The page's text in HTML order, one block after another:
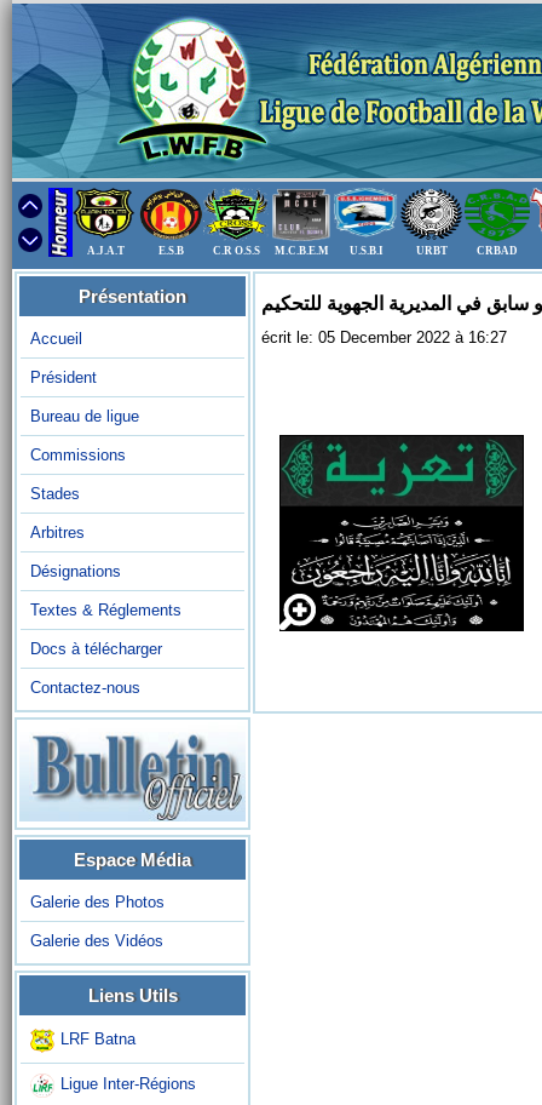
A.J.A.T E.S.B C.R O.S.S M.C.B.E.M U.S.B.I URBT CRBAD
Présentation
Accueil
Président
Bureau de ligue
Commissions
Stades
Arbitres
Désignations
Textes & Réglements
Docs à télécharger
Contactez-nous
Espace Média
Galerie des Photos
Galerie des Vidéos
Liens Utils
LRF Batna
Ligue Inter-Régions
في المديرية الجهوية للتحكيم
écrit le: 05 December 2022 à 16:27